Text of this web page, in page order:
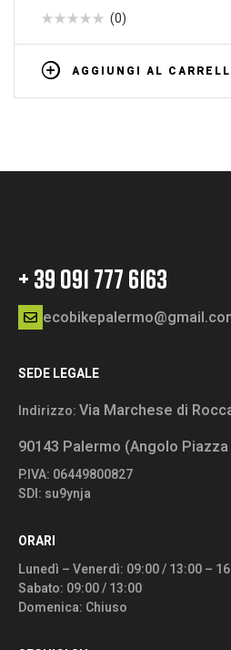
(0)
AGGIUNGI AL
+ 39 091 777 6163
SEDE LEGALE
Indirizzo:Via Marchese di
90143 Palermo (Angolo
P.IVA: 06449800827
SDI: su9ynja
ORARI
Lunedì – Venerdì: 09:00 / 13:00 –
Sabato: 09:00 / 13:00
Domenica: Chiuso